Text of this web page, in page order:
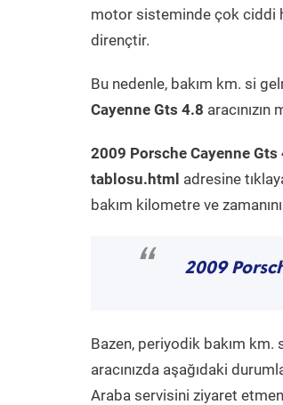
motor sisteminde çok ciddi
dirençtir.
Bu nedenle, bakım km. si
Cayenne Gts 4.8
2009 Porsche Cayenne Gts
tablosu.html adresine
bakım kilometre ve
“ 2009
Bazen, periyodik bakım km.
aracınızda aşağıdaki
Araba servisini ziyaret